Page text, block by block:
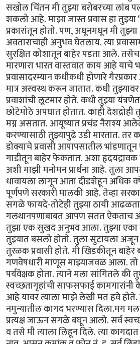
सखोल चिंतन मी तुझ्या बरोबरच्या लांब
शकलो आहे. माझा जास्त प्रवास हा तुझ्या
प्रकारांतून होतो. पण, अधूनमधून मी तुझ्या
अवताराचाही अनुभव घेतलाय. त्या
सुरक्षित कोशातून बाहेर पडता आले. तसेच
मारणारा भारत वास्तवात काय आहे
प्रवासादरम्यान कधीकधी होणारे
मात्र अस्वस्थ करून जातात. कधी
प्रवाशांची लूटमार होते. कधी तुझ्या
छोटेमोठे अपघात होतात. काही
मग्न असतात. आयूष्यात प्रचंड नैराश्य
करण्यासाठी तुझ्यापुढे उडी मारतात. तर
डोक्याचे प्रवासी आपापसातील भांडणातून
गाडीतून बाहेर फेकतात. अशा
अशी माझी मनोमन प्रार्थना आहे. तुला
धावायला लागून आता दीडशेहून अधिक
पूर्णपणे सरकारी मालकी आहे. तेव्हा
सगळे फायदे-तोटेही तुझ्या ठायी
गलथानपणाबाबत आपण सतत ऐकताच
तुझा एक सुखद अनुभव आला. तुझ्या एका
तुझ्यात बसलो होतो. तुला सुटायला
तुरळक प्रवासी होते. मी खिडकीतून
गणवेषधारी माणूस माझ्याजवळ आला. तो
पर्यवेक्षक होता. त्याने मला सांगितले की
स्वच्छतागृहांची साफसफाई
आहे यावर त्याला माझे लेखी मत हवे
नमुन्यातील कागद भरण्यास दिला.मग
प्रत्यक्ष जाऊन सगळे बघून आलो. सर्व
व तसे मी त्याला लिहून दिले. त्या